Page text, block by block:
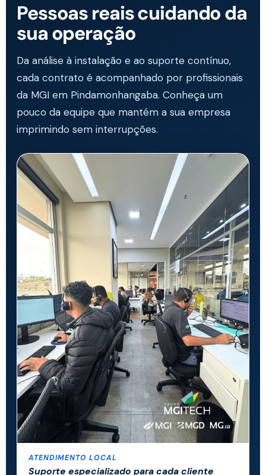
Pessoas reais cuidando da
sua operação
Da análise à instalação e ao suporte contínuo,
cada contrato é acompanhado por profissionais
da MGI em Pindamonhangaba. Conheça um
pouco da equipe que mantém a sua empresa
imprimindo sem interrupções.
ATENDIMENTO LOCAL
Suporte especializado para cada cliente